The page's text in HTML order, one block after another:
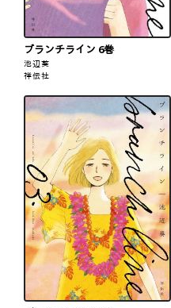
ブランチライン 6巻
池辺葵
祥伝社